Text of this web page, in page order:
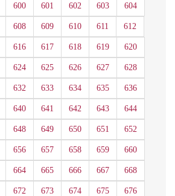
600 601 602 603 604
608 609 610 611 612
616 617 618 619 620
624 625 626 627 628
632 633 634 635 636
640 641 642 643 644
648 649 650 651 652
656 657 658 659 660
664 665 666 667 668
672 673 674 675 676